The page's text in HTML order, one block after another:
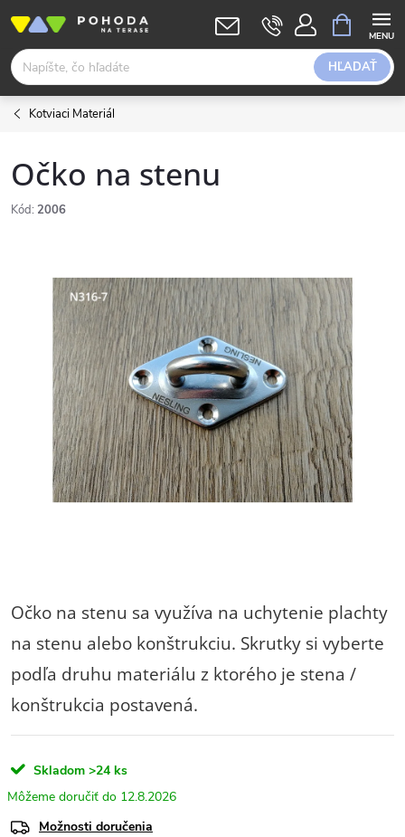
obsah
HĽADAŤ
KOŠÍK
Kotviaci Materiál
Očko na stenu
Kód: 2006
Očko na stenu sa využíva na uchytenie plachty
na stenu alebo konštrukciu. Skrutky si vyberte
podľa druhu materiálu z ktorého je stena /
konštrukcia postavená.
Skladom >24 ks
12.8.2026
Možnosti doručenia